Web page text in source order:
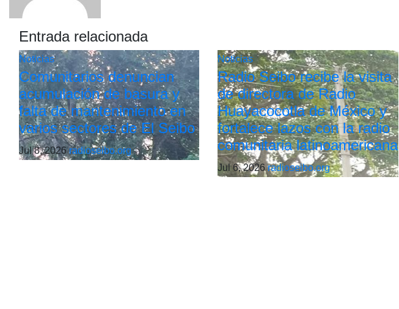
Entrada relacionada
Noticias
Comunitarios denuncian
acumulación de basura y
falta de mantenimiento en
varios sectores de El Seibo
Jul 8, 2026radioseibo.org
Noticias
Radio Seibo recibe la visita
de directora de Radio
Huayacocotla de México y
fortalece lazos con la radio
comunitaria latinoamericana
Jul 6, 2026radioseibo.org